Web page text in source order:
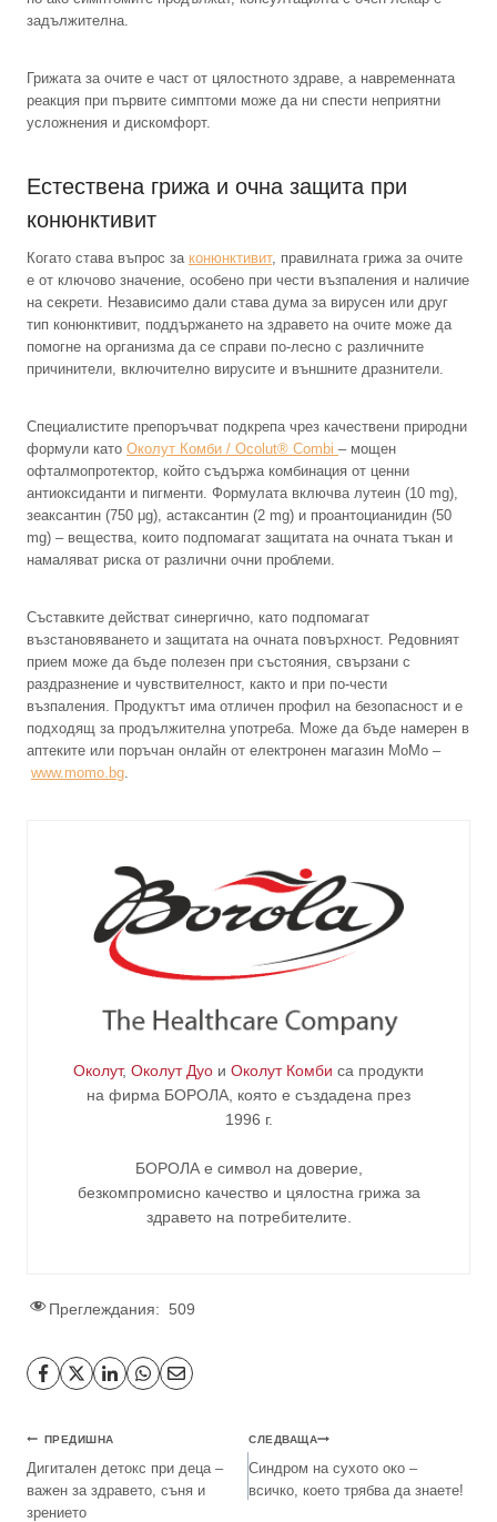
задължителна.
Грижата за очите е част от цялостното здраве, а навременната
реакция при първите симптоми може да ни спести неприятни
усложнения и дискомфорт.
Естествена грижа и очна защита при
конюнктивит
Когато става въпрос за конюнктивит, правилната грижа за очите
е от ключово значение, особено при чести възпаления и наличие
на секрети. Независимо дали става дума за вирусен или друг
тип конюнктивит, поддържането на здравето на очите може да
помогне на организма да се справи по-лесно с различните
причинители, включително вирусите и външните дразнители.
Специалистите препоръчват подкрепа чрез качествени природни
формули като Околут Комби / Ocolut® Combi – мощен
офталмопротектор, който съдържа комбинация от ценни
антиоксиданти и пигменти. Формулата включва лутеин (10 mg),
зеаксантин (750 μg), астаксантин (2 mg) и проантоцианидин (50
mg) – вещества, които подпомагат защитата на очната тъкан и
намаляват риска от различни очни проблеми.
Съставките действат синергично, като подпомагат
възстановяването и защитата на очната повърхност. Редовният
прием може да бъде полезен при състояния, свързани с
раздразнение и чувствителност, както и при по-чести
възпаления. Продуктът има отличен профил на безопасност и е
подходящ за продължителна употреба. Може да бъде намерен в
аптеките или поръчан онлайн от електронен магазин МоМо –
www.momo.bg
Околут, Околут Дуо и Околут Комби са продукти
на фирма БОРОЛА , която е създадена през
1996 г.
БОРОЛА е символ на доверие,
безкомпромисно качество и цялостна грижа за
здравето на потребителите
Преглеждания: 509
ПРЕДИШНА
Дигитален детокс при деца –
важен за здравето, съня и
зрението
СЛЕДВАЩА
Синдром на сухото око –
всичко, което трябва да знаете!